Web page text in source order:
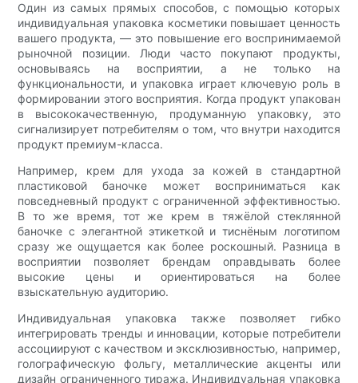
Один из самых прямых способов, с помощью которых
индивидуальная упаковка косметики повышает ценность
вашего продукта, — это повышение его воспринимаемой
рыночной позиции. Люди часто покупают продукты,
основываясь на восприятии, а не только на
функциональности, и упаковка играет ключевую роль в
формировании этого восприятия. Когда продукт упакован
в высококачественную, продуманную упаковку, это
сигнализирует потребителям о том, что внутри находится
продукт премиум-класса.
Например, крем для ухода за кожей в стандартной
пластиковой баночке может восприниматься как
повседневный продукт с ограниченной эффективностью.
В то же время, тот же крем в тяжёлой стеклянной
баночке с элегантной этикеткой и тиснёным логотипом
сразу же ощущается как более роскошный. Разница в
восприятии позволяет брендам оправдывать более
высокие цены и ориентироваться на более
взыскательную аудиторию.
Индивидуальная упаковка также позволяет гибко
интегрировать тренды и инновации, которые потребители
ассоциируют с качеством и эксклюзивностью, например,
голографическую фольгу, металлические акценты или
дизайн ограниченного тиража. Индивидуальная упаковка